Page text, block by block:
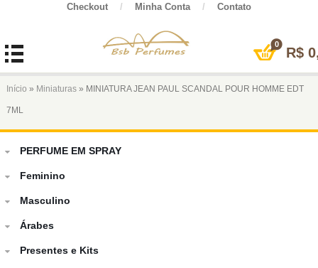
Checkout / Minha Conta / Contato
0
R$
Início » Miniaturas» MINIATURA JEAN PAUL SCANDAL POUR HOMME EDT
7ML
PERFUME EM SPRAY
Feminino
Masculino
Árabes
Presentes e Kits